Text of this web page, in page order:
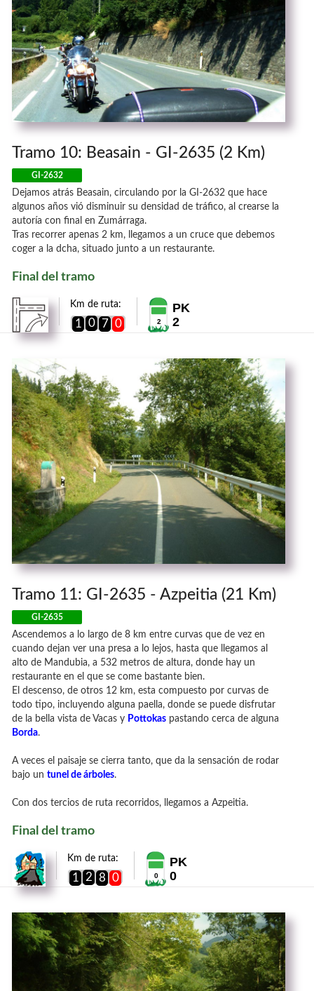
Tramo 10: Beasain - GI-2635 (2 Km)
GI-2632
Dejamos atrás Beasain, circulando por la GI-2632 que hace
algunos años vió disminuir su densidad de tráfico, al crearse la
autoría con final en Zumárraga.
Tras recorrer apenas 2 km, llegamos a un cruce que debemos
coger a la dcha, situado junto a un restaurante.
Final del tramo
Km de ruta:
1 0 7 0 2
PK
2
Tramo 11: GI-2635 - Azpeitia (21 Km)
GI-2635
Ascendemos a lo largo de 8 km entre curvas que de vez en
cuando dejan ver una presa a lo lejos, hasta que llegamos al
alto de Mandubia, a 532 metros de altura, donde hay un
restaurante en el que se come bastante bien.
El descenso, de otros 12 km, esta compuesto por curvas de
todo tipo, incluyendo alguna paella, donde se puede disfrutar
de la bella vista de Vacas y Pottokas pastando cerca de alguna
Borda.
A veces el paisaje se cierra tanto, que da la sensación de rodar
bajo un tunel de árboles.
Con dos tercios de ruta recorridos, llegamos a Azpeitia.
Final del tramo
Km de ruta:
1 2 8 0 0
PK
0